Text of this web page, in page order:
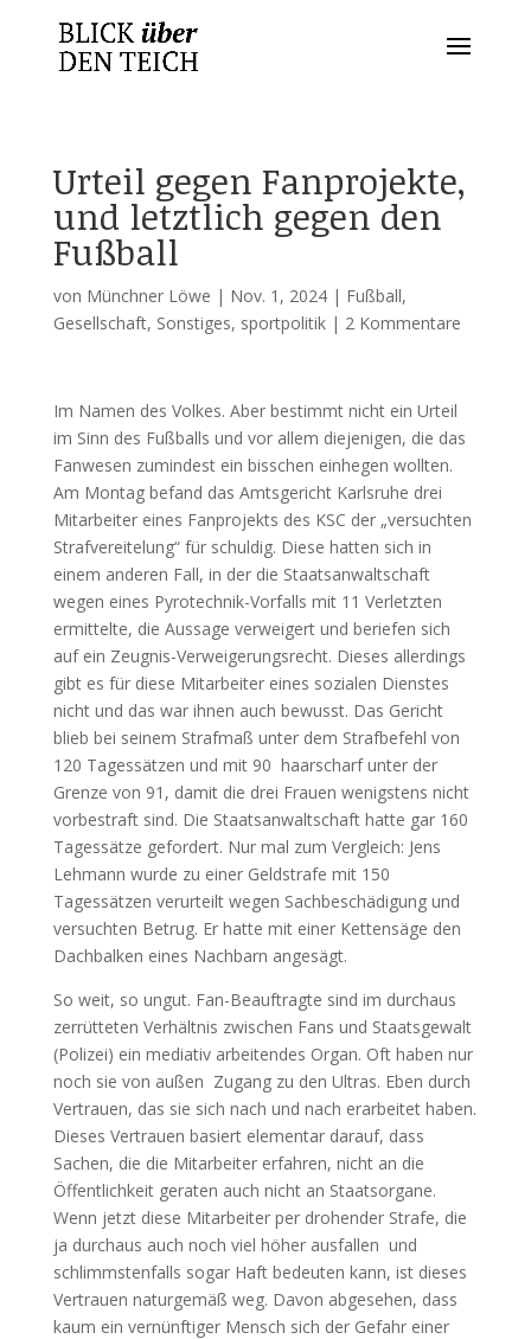
Urteil gegen Fanprojekte,
und letztlich gegen den
Fußball
von Münchner Löwe | Nov. 1, 2024| Fußball,
Gesellschaft, Sonstiges, sportpolitik| 2 Kommentare
Im Namen des Volkes. Aber bestimmt nicht ein Urteil
im Sinn des Fußballs und vor allem diejenigen, die das
Fanwesen zumindest ein bisschen einhegen wollten.
Am Montag befand das Amtsgericht Karlsruhe drei
Mitarbeiter eines Fanprojekts des KSC der „versuchten
Strafvereitelung“ für schuldig. Diese hatten sich in
einem anderen Fall, in der die Staatsanwaltschaft
wegen eines Pyrotechnik-Vorfalls mit 11 Verletzten
ermittelte, die Aussage verweigert und beriefen sich
auf ein Zeugnis-Verweigerungsrecht. Dieses allerdings
gibt es für diese Mitarbeiter eines sozialen Dienstes
nicht und das war ihnen auch bewusst. Das Gericht
blieb bei seinem Strafmaß unter dem Strafbefehl von
120 Tagessätzen und mit 90 haarscharf unter der
Grenze von 91, damit die drei Frauen wenigstens nicht
vorbestraft sind. Die Staatsanwaltschaft hatte gar 160
Tagessätze gefordert. Nur mal zum Vergleich: Jens
Lehmann wurde zu einer Geldstrafe mit 150
Tagessätzen verurteilt wegen Sachbeschädigung und
versuchten Betrug. Er hatte mit einer Kettensäge den
Dachbalken eines Nachbarn angesägt.
So weit, so ungut. Fan-Beauftragte sind im durchaus
zerrütteten Verhältnis zwischen Fans und Staatsgewalt
(Polizei) ein mediativ arbeitendes Organ. Oft haben nur
noch sie von außen Zugang zu den Ultras. Eben durch
Vertrauen, das sie sich nach und nach erarbeitet haben.
Dieses Vertrauen basiert elementar darauf, dass
Sachen, die die Mitarbeiter erfahren, nicht an die
Öffentlichkeit geraten auch nicht an Staatsorgane.
Wenn jetzt diese Mitarbeiter per drohender Strafe, die
ja durchaus auch noch viel höher ausfallen und
schlimmstenfalls sogar Haft bedeuten kann, ist dieses
Vertrauen naturgemäß weg. Davon abgesehen, dass
kaum ein vernünftiger Mensch sich der Gefahr einer